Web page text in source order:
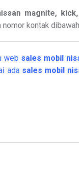
magnite,
nomor kontak
web sales mobil
ada sales mobil